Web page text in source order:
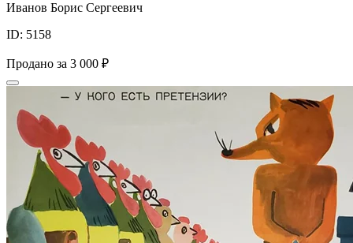
Иванов Борис Сергеевич
ID: 5158
Продано за 3 000 ₽